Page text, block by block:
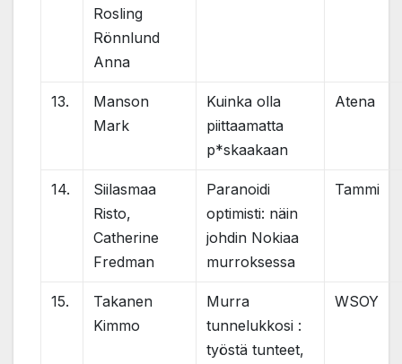
Rosling
Rönnlund
Anna
13.
Manson
Mark
Kuinka olla
piittaamatta
p*skaakaan
Atena
14.
Siilasmaa
Risto,
Catherine
Fredman
Paranoidi
optimisti: näin
johdin Nokiaa
murroksessa
Tammi
15.
Takanen
Kimmo
Murra
tunnelukkosi :
työstä tunteet,
WSOY